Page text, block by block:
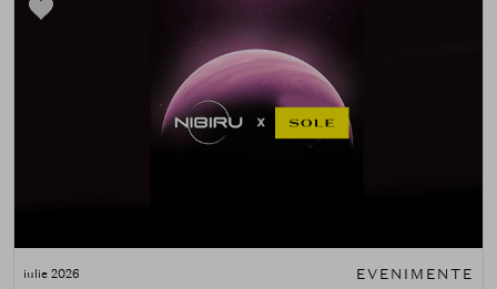
iulie 2026 EVENIMENTE